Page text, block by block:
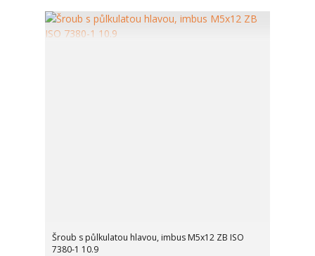
Šroub s půlkulatou hlavou, imbus M5x12 ZB ISO
7380-1 10.9